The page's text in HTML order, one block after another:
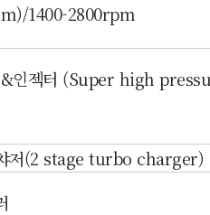
1400-2800rpm
&인젝터 (Super high
저(2 stage turbo charger)